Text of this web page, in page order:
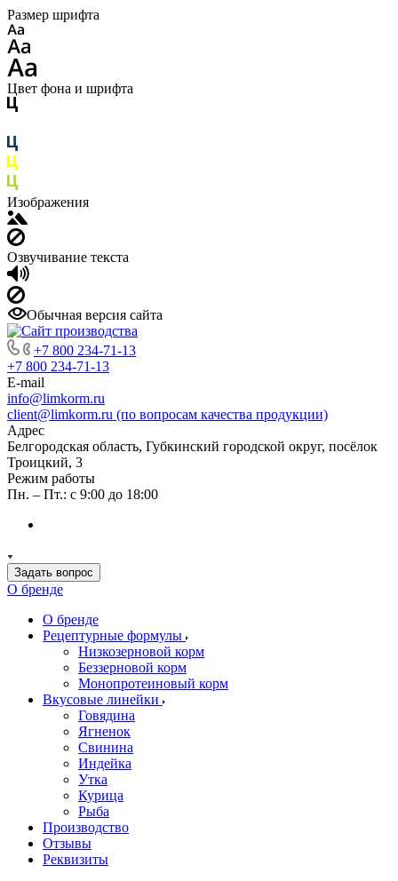
Размер шрифта
Цвет фона и шрифта
Изображения
Озвучивание текста
Обычная версия сайта
+7 800 234-71-13
+7 800 234-71-13
E-mail
info@limkorm.ru
client@limkorm.ru (по вопросам качества продукции)
Адрес
Белгородская область, Губкинский городской округ, посёлок
Троицкий, 3
Режим работы
Пн. – Пт.: с 9:00 до 18:00
Задать вопрос
О бренде
О бренде
Рецептурные формулы
Низкозерновой корм
Беззерновой корм
Монопротеиновый корм
Вкусовые линейки
Говядина
Ягненок
Свинина
Индейка
Утка
Курица
Рыба
Производство
Отзывы
Реквизиты